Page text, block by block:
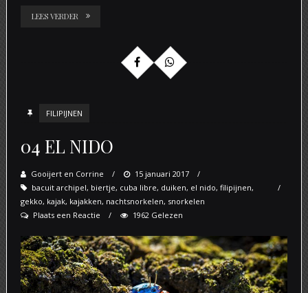
LEES VERDER
FILIPIJNEN
04 EL NIDO
Gooijert en Corrine
Posted
on
15 januari 2017
bacuit archipel, biertje, cuba libre, duiken, el nido, filipijnen,
gekko, kajak, kajakken, nachtsnorkelen, snorkelen
Plaats een Reactie
1962 Gelezen